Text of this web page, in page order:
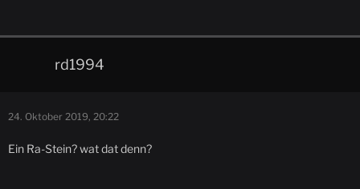
rd1994
24. Oktober 2019, 20:22
Ein Ra-Stein? wat dat denn?